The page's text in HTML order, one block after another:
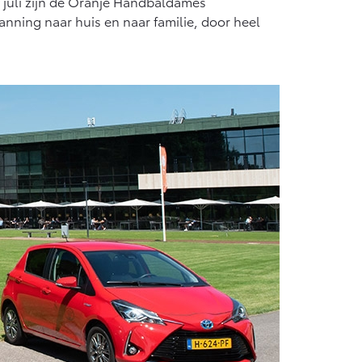
Vanaf € 55.950,-
naar huis en naar familie, door heel